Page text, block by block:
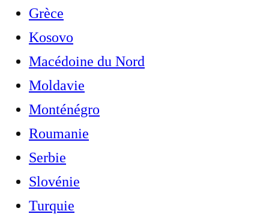
Grèce
Kosovo
Macédoine du Nord
Moldavie
Monténégro
Roumanie
Serbie
Slovénie
Turquie